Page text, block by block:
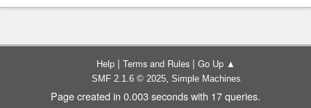
Help | Terms and Rules | Go Up ▲
SMF 2.1.6 © 2025, Simple Machines
Page created in 0.003 seconds with 17 queries.